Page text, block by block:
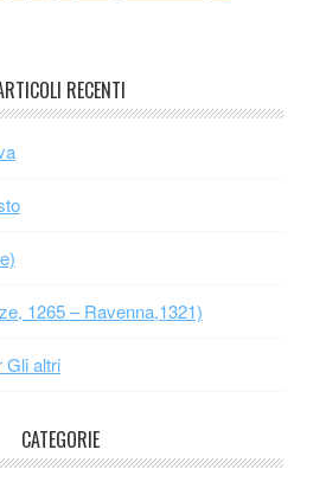
RECENTI
1265 – Ravenna,1321)
Gli altri
CATEGORIE